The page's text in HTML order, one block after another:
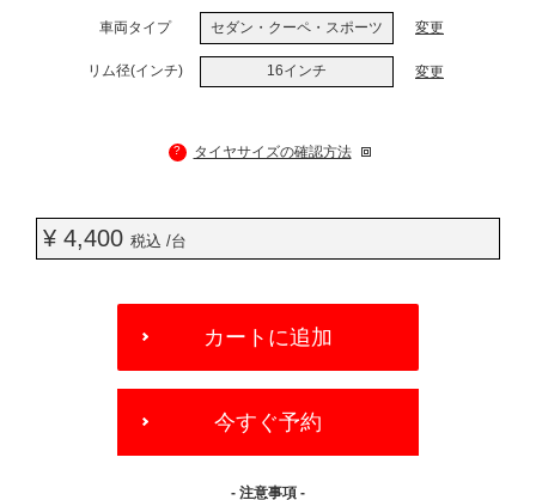
車両タイプ セダン・クーペ・スポーツ 変更
リム径(インチ) 16インチ 変更
? タイヤサイズの確認方法
¥ 4,400 税込 /台
OPTIONS
カートに追加
今すぐ予約
- 注意事項 -